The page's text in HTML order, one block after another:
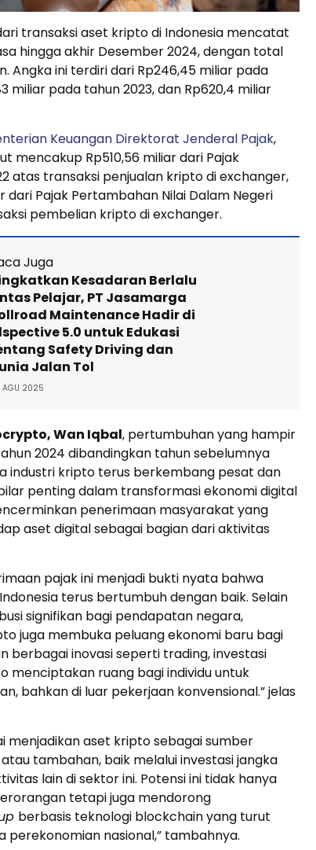
transaksi aset kripto di Indonesia mencatat
hingga akhir Desember 2024, dengan total
Angka ini terdiri dari Rp246,45 miliar pada
miliar pada tahun 2023, dan Rp620,4 miliar
Keuangan Direktorat Jenderal Pajak,
mencakup Rp510,56 miliar dari Pajak
atas transaksi penjualan kripto di exchanger,
dari Pajak Pertambahan Nilai Dalam Negeri
pembelian kripto di exchanger.
Juga
Kesadaran Berlalu
Pelajar, PT Jasamarga
Maintenance Hadir di
5.0 untuk Edukasi
Safety Driving dan
Jalan Tol
AGU 2025
Wan Iqbal, pertumbuhan yang hampir
2024 dibandingkan tahun sebelumnya
industri kripto terus berkembang pesat dan
penting dalam transformasi ekonomi digital
penerimaan masyarakat yang
aset digital sebagai bagian dari aktivitas
pajak ini menjadi bukti nyata bahwa
terus bertumbuh dengan baik. Selain
signifikan bagi pendapatan negara,
juga membuka peluang ekonomi baru bagi
berbagai inovasi seperti trading, investasi
menciptakan ruang bagi individu untuk
bahkan di luar pekerjaan konvensional.” jelas
menjadikan aset kripto sebagai sumber
tambahan, baik melalui investasi jangka
lain di sektor ini. Potensi ini tidak hanya
tetapi juga mendorong
berbasis teknologi blockchain yang turut
perekonomian nasional,” tambahnya.